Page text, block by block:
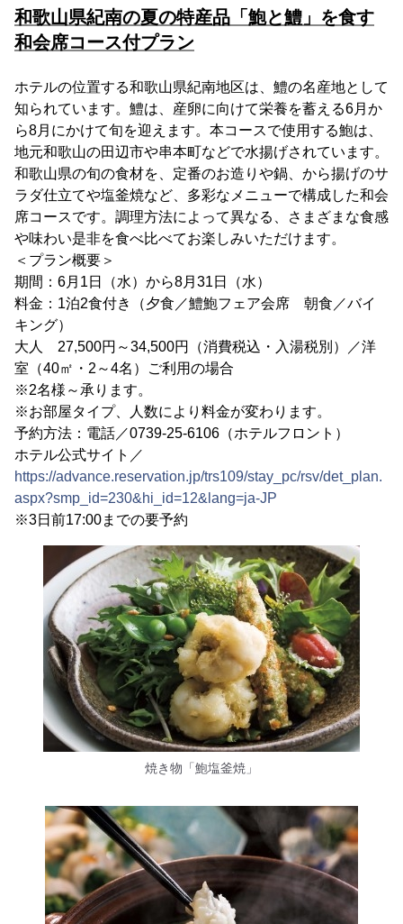
和歌山県紀南の夏の特産品「鮑と鱧」を食す
和会席コース付プラン
ホテルの位置する和歌山県紀南地区は、鱧の名産地として
知られています。鱧は、産卵に向けて栄養を蓄える6月か
ら8月にかけて旬を迎えます。本コースで使用する鮑は、
地元和歌山の田辺市や串本町などで水揚げされています。
和歌山県の旬の食材を、定番のお造りや鍋、から揚げのサ
ラダ仕立てや塩釜焼など、多彩なメニューで構成した和会
席コースです。調理方法によって異なる、さまざまな食感
や味わい是非を食べ比べてお楽しみいただけます。
＜プラン概要＞
期間：6月1日（水）から8月31日（水）
料金：1泊2食付き（夕食／鱧鮑フェア会席 朝食／バイ
キング）
大人 27,500円～34,500円（消費税込・入湯税別）／洋
室（40㎡・2～4名）ご利用の場合
※2名様～承ります。
※お部屋タイプ、人数により料金が変わります。
予約方法：電話／0739-25-6106（ホテルフロント）
ホテル公式サイト／
https://advance.reservation.jp/trs109/stay_pc/rsv/det_plan.
aspx?smp_id=230&hi_id=12&lang=ja-JP
※3日前17:00までの要予約
焼き物「鮑塩釜焼」